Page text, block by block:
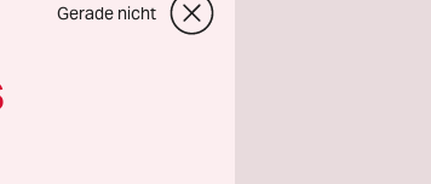
Gerade nicht